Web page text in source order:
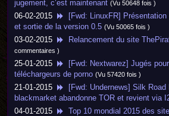
jugement, c’est maintenant (Vu 50648 fois )
06-02-2015
[Fwd: LinuxFR]
et sortie de la version 0.5 (Vu 50065 fois )
03-02-2015 Relancement du site
commentaires )
25-01-2015
[Fwd: Nextwarez] Jugés
téléchargeurs de porno (Vu 57420 fois )
21-01-2015
[Fwd: Undernews] Silk Road
blackmarket abandonne TOR et revient via
04-01-2015 Top 10 mondial 2015 des